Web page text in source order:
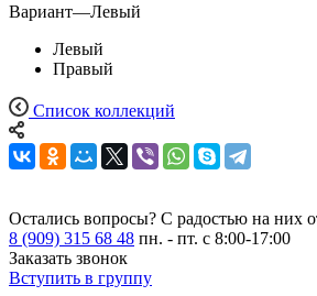
Вариант—Левый
Левый
Правый
Список коллекций
Остались вопросы? С радостью на них
8 (909) 315 68 48 пн. - пт. с 8:00-17:00
Заказать звонок
Вступить в группу